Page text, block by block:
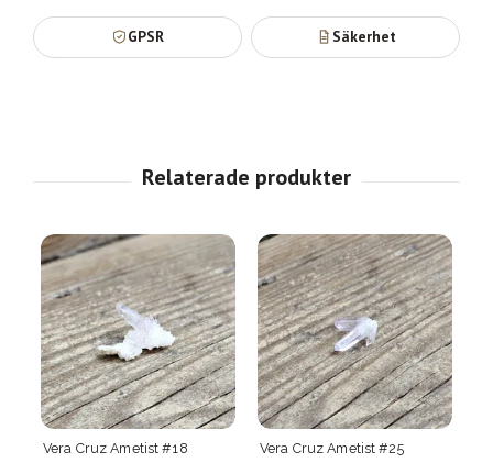
GPSR Säkerhet
Vera Cruz Ametist #25 Vera Cruz Ametist #28